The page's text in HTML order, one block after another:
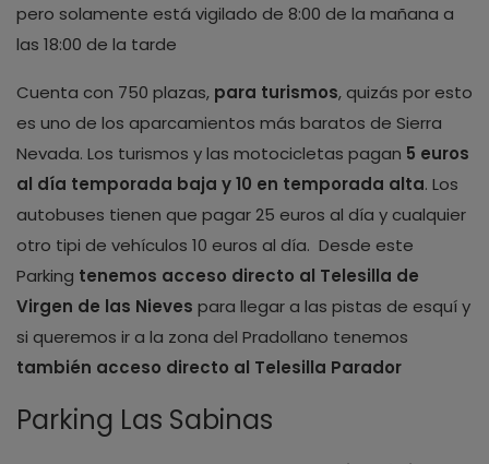
pero solamente está vigilado de 8:00 de la mañana a
las 18:00 de la tarde
Cuenta con 750 plazas, para turismos, quizás por esto
es uno de los aparcamientos más baratos de Sierra
Nevada. Los turismos y las motocicletas pagan 5 euros
al día temporada baja y 10 en temporada alta. Los
autobuses tienen que pagar 25 euros al día y cualquier
otro tipi de vehículos 10 euros al día. Desde este
Parking tenemos acceso directo al Telesilla de
Virgen de las Nieves para llegar a las pistas de esquí y
si queremos ir a la zona del Pradollano tenemos
también acceso directo al Telesilla Parador
Parking Las Sabinas